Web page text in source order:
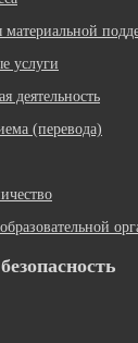
услуги
деятельность
(перевода)